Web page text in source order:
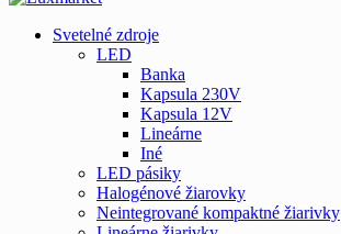
Svetelné zdroje
LED
Banka
Kapsula 230V
Kapsula 12V
Lineárne
Iné
LED pásiky
Halogénové žiarovky
Neintegrované kompaktné žiarivky